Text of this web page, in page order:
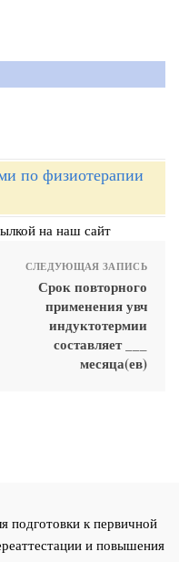
по физиотерапии
на наш сайт
СЛЕДУЮЩАЯ ЗАПИСЬ
Срок повторного
применения увч
индуктотермии
составляет ___
месяца(ев)
подготовки к первичной
и повышения